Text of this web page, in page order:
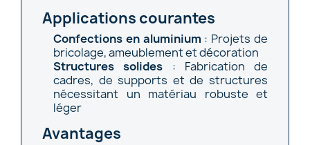
Applications courantes
Confections en aluminium : Projets de
bricolage, ameublement et décoration
Structures solides : Fabrication de
cadres, de supports et de structures
nécessitant un matériau robuste et
léger
Avantages